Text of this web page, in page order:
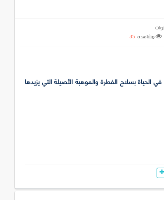
مشاهدة35
بسلاح الفطرة والموهبة الأصيلة التي يزيدها